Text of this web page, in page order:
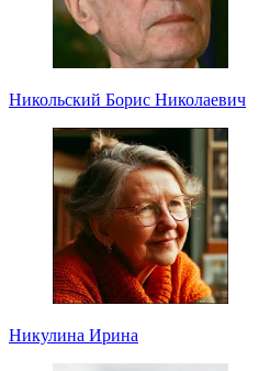
Никольский Борис Николаевич
Никулина Ирина